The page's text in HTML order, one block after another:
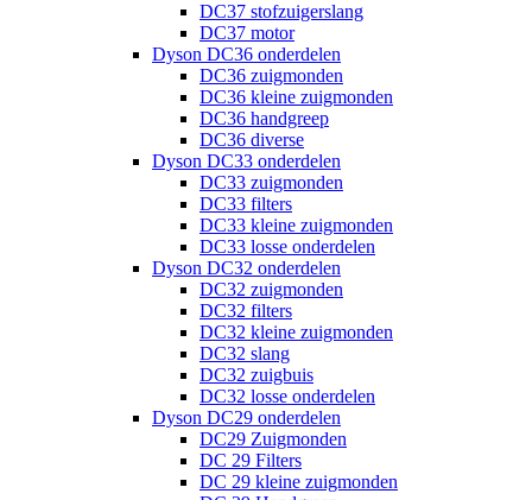
DC37 stofzuigerslang
DC37 motor
Dyson DC36 onderdelen
DC36 zuigmonden
DC36 kleine zuigmonden
DC36 handgreep
DC36 diverse
Dyson DC33 onderdelen
DC33 zuigmonden
DC33 filters
DC33 kleine zuigmonden
DC33 losse onderdelen
Dyson DC32 onderdelen
DC32 zuigmonden
DC32 filters
DC32 kleine zuigmonden
DC32 slang
DC32 zuigbuis
DC32 losse onderdelen
Dyson DC29 onderdelen
DC29 Zuigmonden
DC 29 Filters
DC 29 kleine zuigmonden